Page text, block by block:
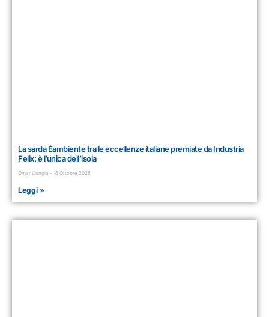
La sarda Èambiente tra le eccellenze italiane premiate da Industria
Felix: è l’unica dell’isola
Omar Congiu 16 Ottobre 2025
Leggi »